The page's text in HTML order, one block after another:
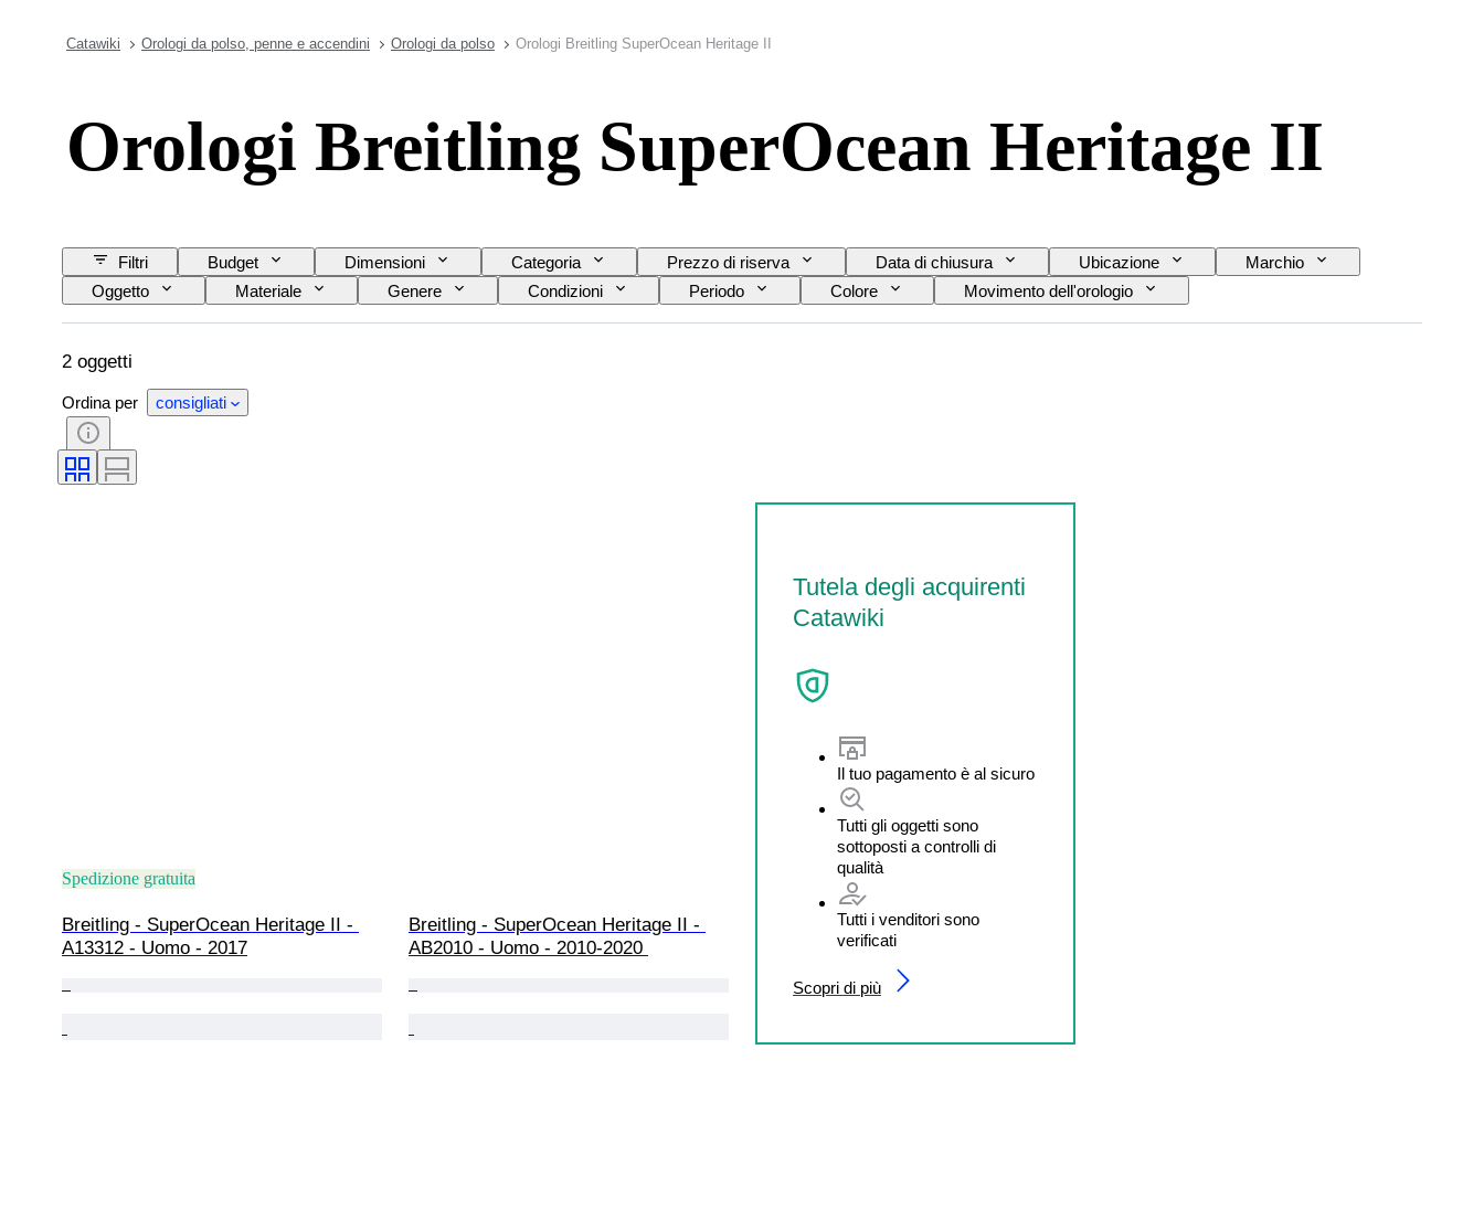
Catawiki Orologi da polso, penne e accendini Orologi da polso Orologi Breitling SuperOcean Heritage II
Orologi Breitling SuperOcean Heritage II
Filtri Budget Dimensioni Categoria Prezzo di riserva Data di chiusura Ubicazione
Marchio
Oggetto
Materiale Genere Condizioni Periodo Colore
Movimento dell'orologio
Lunghezza del cinturino dell’orologio
Materiale del cinturino dell’orologio Diametro della cassa Modello
2 oggetti
Ordina per consigliati
Spedizione gratuita
Breitling - SuperOcean Heritage II -
A13312 - Uomo - 2017
Breitling - SuperOcean Heritage II -
AB2010 - Uomo - 2010-2020
Tutela degli acquirenti
Catawiki
Il tuo pagamento è al sicuro
Tutti gli oggetti sono
sottoposti a controlli di
qualità
Tutti i venditori sono
verificati
Scopri di più